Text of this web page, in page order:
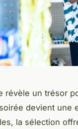
révèle un trésor
devient une
la sélection